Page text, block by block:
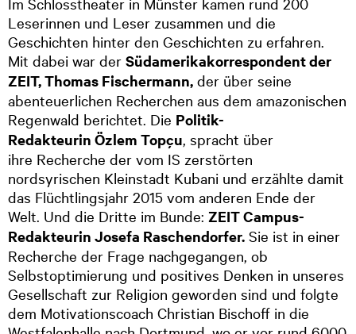
Leserinnen und Leser zusammen und die
Geschichten hinter den Geschichten zu erfahren.
Mit dabei war der Südamerikakorrespondent der
ZEIT, Thomas Fischermann, der über seine
abenteuerlichen Recherchen aus dem amazonischen
Regenwald berichtet. Die Politik-
Redakteurin Özlem Topçu, spracht über
ihre Recherche der vom IS zerstörten
nordsyrischen Kleinstadt Kubani und erzählte damit
das Flüchtlingsjahr 2015 vom anderen Ende der
Welt. Und die Dritte im Bunde: ZEIT Campus-
Redakteurin Josefa Raschendorfer. Sie ist in einer
Recherche der Frage nachgegangen, ob
Selbstoptimierung und positives Denken in unseres
Gesellschaft zur Religion geworden sind und folgte
dem Motivationscoach Christian Bischoff in die